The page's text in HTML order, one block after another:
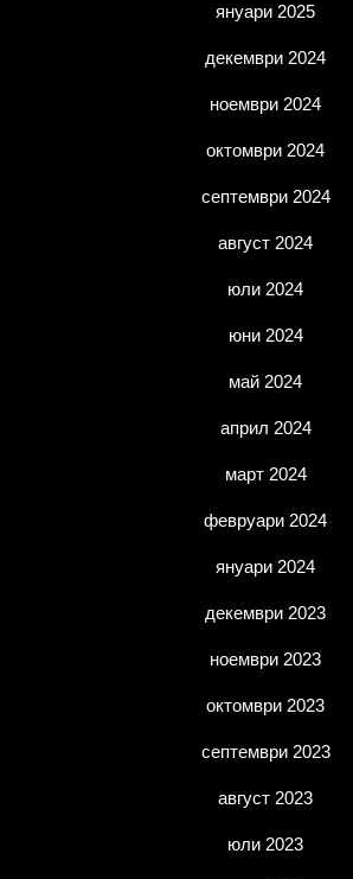
януари 2025
декември 2024
ноември 2024
октомври 2024
септември 2024
август 2024
юли 2024
юни 2024
май 2024
април 2024
март 2024
февруари 2024
януари 2024
декември 2023
ноември 2023
октомври 2023
септември 2023
август 2023
юли 2023